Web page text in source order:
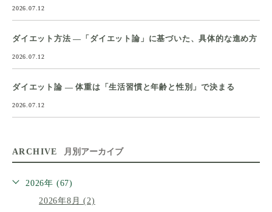
2026.07.12
ダイエット方法 ―「ダイエット論」に基づいた、具体的な進め方
2026.07.12
ダイエット論 ― 体重は「生活習慣と年齢と性別」で決まる
2026.07.12
ARCHIVE 月別アーカイブ
2026年 (67)
2026年8月 (2)